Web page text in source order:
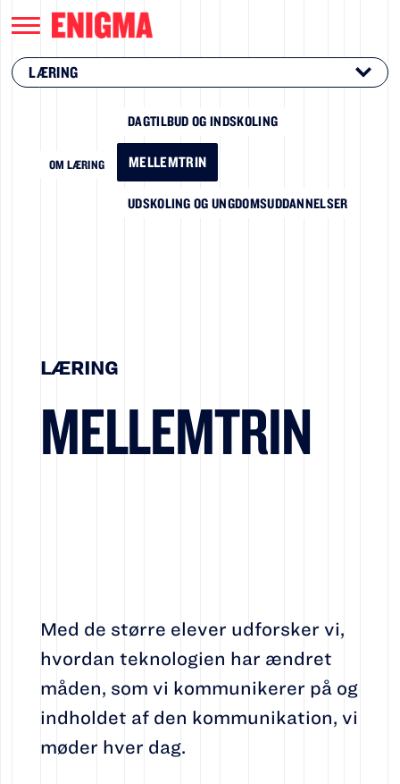
LÆRING
OM LÆRING
DAGTILBUD OG INDSKOLING
MELLEMTRIN
UDSKOLING OG UNGDOMSUDDANNELSER
LÆRING
MELLEMTRIN
Med de større elever udforsker vi,
hvordan teknologien har ændret
måden, som vi kommunikerer på og
indholdet af den kommunikation, vi
møder hver dag.